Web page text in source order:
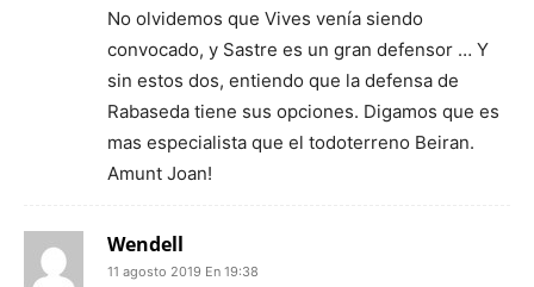
No olvidemos que Vives venía siendo
convocado, y Sastre es un gran defensor … Y
sin estos dos, entiendo que la defensa de
Rabaseda tiene sus opciones. Digamos que es
mas especialista que el todoterreno Beiran.
Amunt Joan!
Wendell
11 agosto 2019 En 19:38